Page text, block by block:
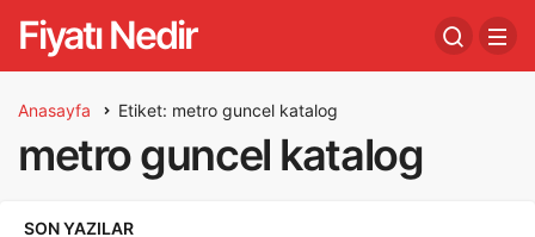
Fiyatı Nedir
Anasayfa Etiket: metro guncel katalog
metro guncel katalog
SON YAZILAR